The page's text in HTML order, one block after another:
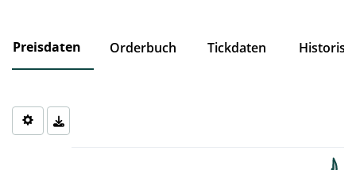
Preisdaten Orderbuch Tickdaten
Chart